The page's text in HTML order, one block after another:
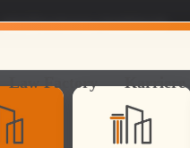
info@lawfactory-frankfurt.de
Law Factory Karriere